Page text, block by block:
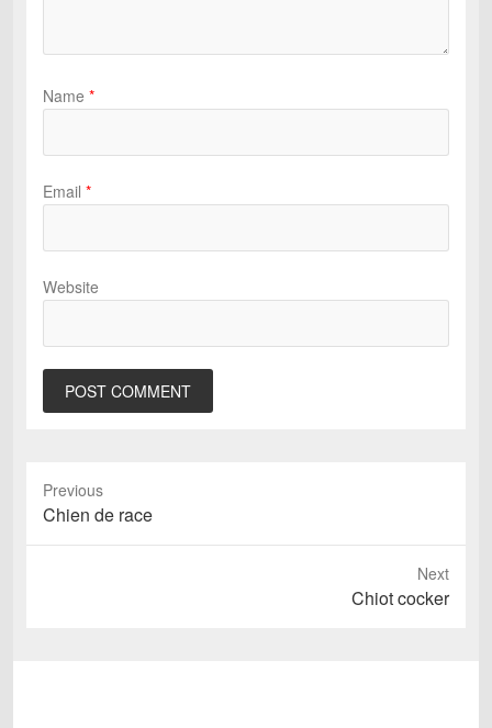
Name *
Email *
Website
Previous
Previous
post:
Chien de race
Next
Chiot cocker